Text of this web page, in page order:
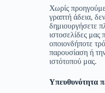
Χωρίς
γραπτή άδεια,
δημιουργήσετε
ιστοσελίδες
οποιονδήποτε
παρουσίαση ή
ιστότοπού μας.
Υπευθυνότητα